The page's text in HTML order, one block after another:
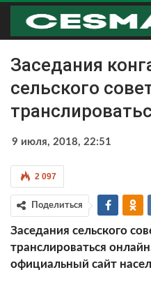
Заседания
сельского
9 июля, 2018, 22:51
2 097
Поделиться
Заседания сельского
транслироваться
официальный сайт